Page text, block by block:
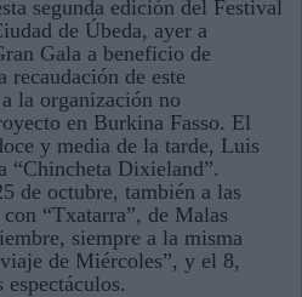
segunda edición del Festival
de Úbeda, ayer a
Gala a beneficio de
recaudación de este
la organización no
en Burkina Fasso. El
y media de la tarde, Luis
“Chincheta Dixieland”.
de octubre, también a las
“Txatarra”, de Malas
siempre a la misma
de Miércoles”, y el 8,